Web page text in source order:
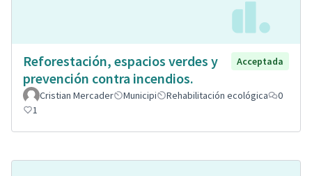
Reforestación, espacios verdes y
prevención contra incendios.
Acceptada
Cristian Mercader Municipi Rehabilitación ecológica
0
1